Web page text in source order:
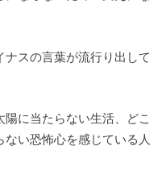
ナスの言葉が流行り出して
に当たらない生活、どこ
い恐怖心を感じている人